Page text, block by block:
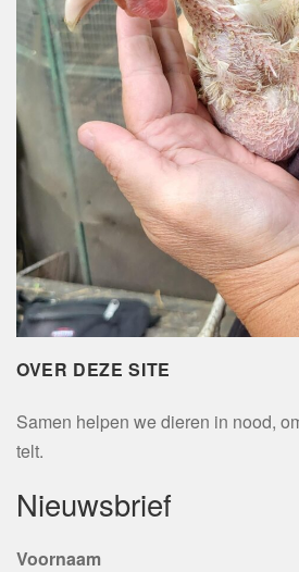
OVER DEZE SITE
Samen helpen we dieren in nood,
telt.
Nieuwsbrief
Voornaam